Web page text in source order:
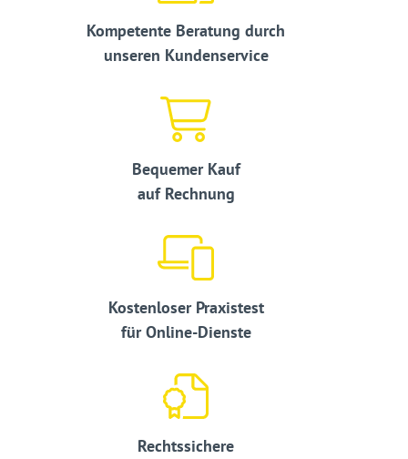
Kompetente Beratung durch
unseren Kundenservice
Bequemer Kauf
auf Rechnung
Kostenloser Praxistest
für Online-Dienste
Rechtssichere